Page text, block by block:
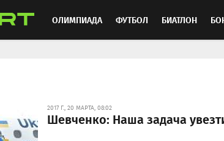
ОЛИМПИАДА ФУТБОЛ БИАТЛОН
2017 Г., 20 МАРТА, 08:02
Шевченко: Наша задача